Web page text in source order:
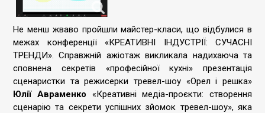
Не менш жваво пройшли майстер-класи, що відбулися в
межах конференції «КРЕАТИВНІ ІНДУСТРІЇ: СУЧАСНІ
ТРЕНДИ». Справжній ажіотаж викликала надихаюча та
сповнена секретів «професійної кухні» презентація
сценаристки та режисерки тревел-шоу «Орел і решка»
Юлії Авраменко «Креативні медіа-проєкти: створення
сценарію та секрети успішних зйомок тревел-шоу», яка